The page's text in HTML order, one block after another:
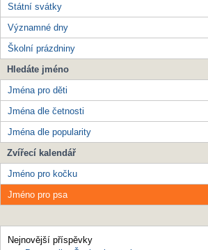
Státní svátky
Významné dny
Školní prázdniny
Hledáte jméno
Jména pro děti
Jména dle četnosti
Jména dle popularity
Zvířecí kalendář
Jméno pro kočku
Jméno pro psa
Nejnovější příspěvky